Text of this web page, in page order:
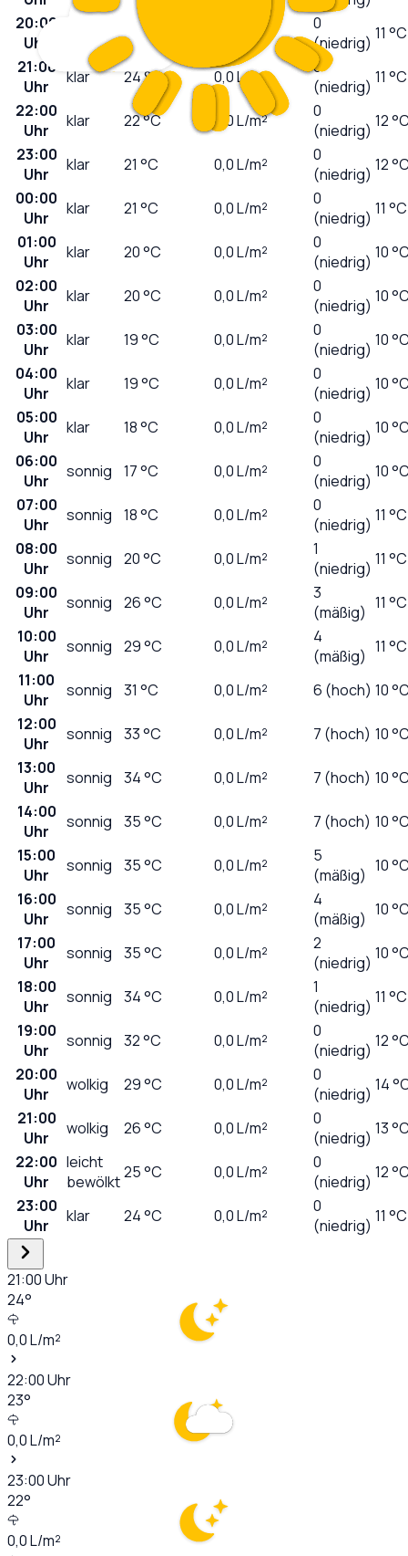
20:00
Uhr
26°C L/m²
0
(niedrig) 11 °C
21:00
Uhr
klar 24°C 0,0L/m²
0
(niedrig) 11 °C
22:00
Uhr
klar 22°C 0,0L/m²
0
(niedrig) 12
23:00
Uhr
klar 21 °C 0,0L/m²
0
(niedrig) 12
00:00
Uhr
klar 21 °C 0,0L/m²
0
(niedrig) 11 °C
01:00
Uhr
klar 20°C 0,0L/m²
0
(niedrig) 10
02:00
Uhr
klar 20°C 0,0L/m²
0
(niedrig) 10
03:00
Uhr
klar 19°C 0,0L/m²
0
(niedrig) 10
04:00
Uhr
klar 19°C 0,0L/m²
0
(niedrig) 10
05:00
Uhr
klar 18°C 0,0L/m²
0
(niedrig) 10
06:00
Uhr
sonnig 17°C 0,0L/m²
0
(niedrig) 10
07:00
Uhr
sonnig 18°C 0,0L/m²
0
(niedrig) 11 °C
08:00
Uhr
sonnig 20°C 0,0L/m²
1
(niedrig) 11 °C
09:00
Uhr
sonnig 26°C 0,0L/m²
3
(mäßig) 11 °C
10:00
Uhr
sonnig 29°C 0,0L/m²
4
(mäßig) 11 °C
11:00
Uhr
sonnig 31 °C 0,0L/m² 6 (hoch) 10
12:00
Uhr
sonnig 33°C 0,0L/m² 7 (hoch) 10
13:00
Uhr
sonnig 34°C 0,0L/m² 7 (hoch) 10
14:00
Uhr
sonnig 35°C 0,0L/m² 7 (hoch) 10
15:00
Uhr
sonnig 35°C 0,0L/m²
5
(mäßig) 10
16:00
Uhr
sonnig 35°C 0,0L/m²
4
(mäßig) 10
17:00
Uhr
sonnig 35°C 0,0L/m²
2
(niedrig) 10
18:00
Uhr
sonnig 34°C 0,0L/m²
1
(niedrig) 11 °C
19:00
Uhr
sonnig 32°C 0,0L/m²
0
(niedrig) 12
20:00
Uhr
wolkig 29°C 0,0L/m²
0
(niedrig) 14
21:00
Uhr
wolkig 26°C 0,0L/m²
0
(niedrig) 13
22:00
Uhr
leicht
bewölkt25°C 0,0L/m²
0
(niedrig) 12
23:00
Uhr
klar 24°C 0,0L/m²
0
(niedrig) 11 °C
21:00Uhr
24°
0,0L/m²
22:00Uhr
23°
0,0L/m²
23:00Uhr
22°
0,0L/m²